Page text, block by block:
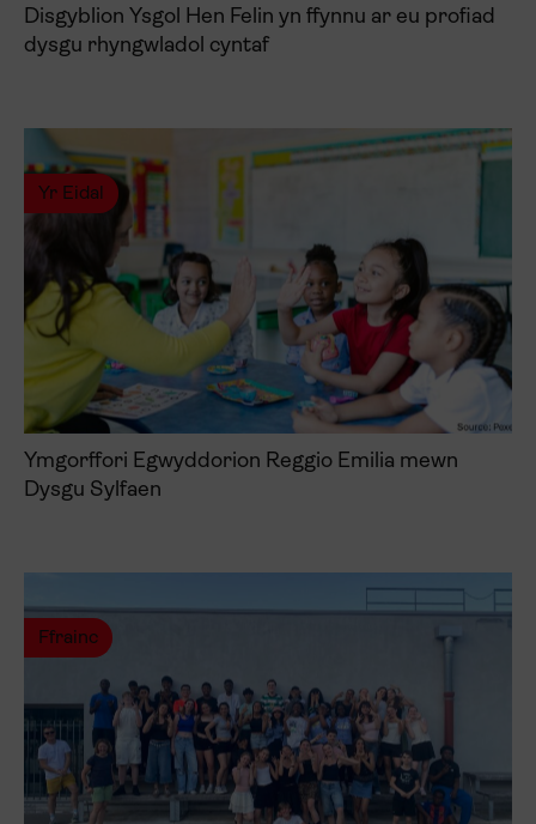
Disgyblion Ysgol Hen Felin yn ffynnu ar eu profiad
dysgu rhyngwladol cyntaf
Yr Eidal
Ymgorffori Egwyddorion Reggio Emilia mewn
Dysgu Sylfaen
Ffrainc